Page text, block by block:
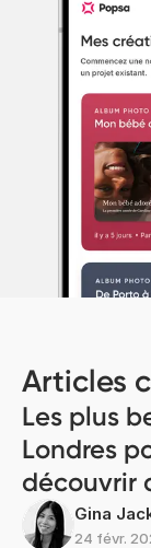
Articles
Les plus
Londres
découvrir
Gina
24 févr.